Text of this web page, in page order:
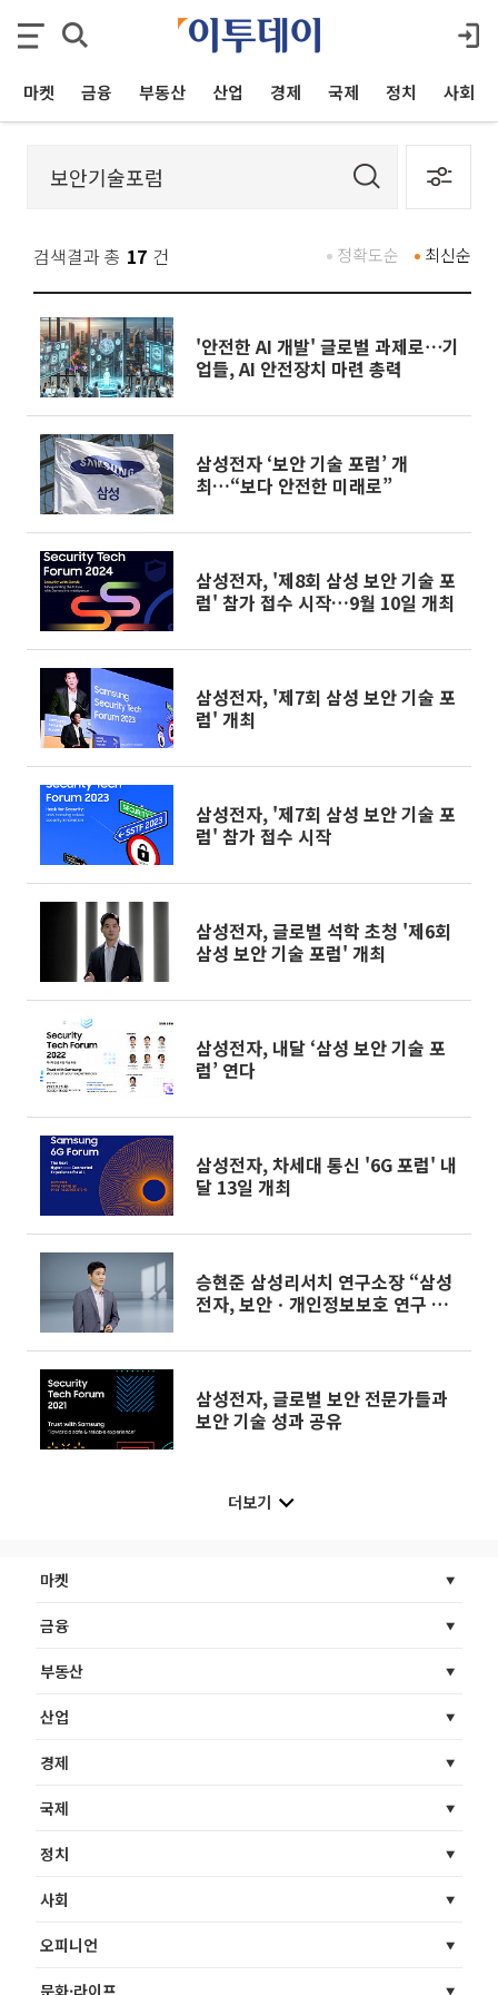
마켓 금융 부동산 산업 경제 국제 정치 사회
검색결과 총 17 건 최신순
정확도순
'안전한 AI 개발' 글로벌 과제로⋯기
업들, AI 안전장치 마련 총력
삼성전자 ‘보안 기술 포럼’ 개
최…“보다 안전한 미래로”
삼성전자, '제8회 삼성 보안 기술 포
럼' 참가 접수 시작…9월 10일 개최
삼성전자, '제7회 삼성 보안 기술 포
럼' 개최
삼성전자, '제7회 삼성 보안 기술 포
럼' 참가 접수 시작
삼성전자, 글로벌 석학 초청 '제6회
삼성 보안 기술 포럼' 개최
삼성전자, 내달 ‘삼성 보안 기술 포
럼’ 연다
삼성전자, 차세대 통신 '6G 포럼' 내
달 13일 개최
승현준 삼성리서치 연구소장 “삼성
전자, 보안ㆍ개인정보보호 연구 앞
삼성전자, 글로벌 보안 전문가들과
보안 기술 성과 공유
더보기
마켓
금융
부동산
산업
경제
국제
정치
사회
오피니언
문화·라이프